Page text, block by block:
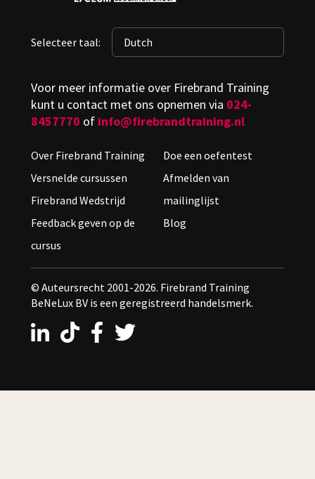
Selecteer taal:
Voor meer informatie over Firebrand Training
kunt u contact met ons opnemen via 024-
8457770 of info@firebrandtraining.nl
Over Firebrand Training
Versnelde cursussen
Firebrand Wedstrijd
Feedback geven op de
cursus
Doe een oefentest
Afmelden van
mailinglijst
Blog
© Auteursrecht 2001-2026. Firebrand Training
BeNeLux BV is een geregistreerd handelsmerk.